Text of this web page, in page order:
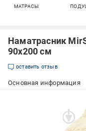
МАТРАСЫ
Наматрасник
90x200 см
оставить отзыв
Основная информация